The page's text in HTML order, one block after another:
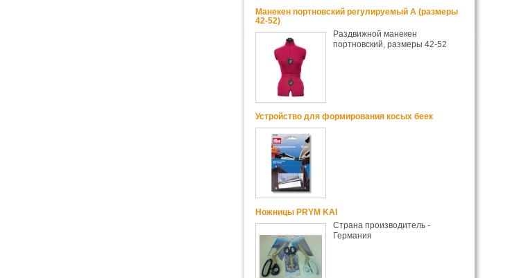
Манекен портновский регулируемый А (размеры
42-52)
Раздвижной манекен
портновский, размеры 42-52
Устройство для формирования косых беек
Ножницы PRYM KAI
Страна производитель -
Германия